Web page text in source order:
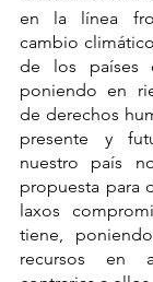
en la línea
cambio
de los países
poniendo en
de derechos
presente y
nuestro país
propuesta para
laxos
tiene,
recursos en